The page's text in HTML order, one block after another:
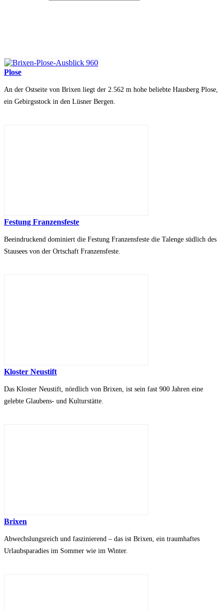
Plose
An der Ostseite von Brixen liegt der 2.562 m hohe beliebte Hausberg Plose,
ein Gebirgsstock in den Lüsner Bergen.
Festung Franzensfeste
Beeindruckend dominiert die Festung Franzensfeste die Talenge südlich des
Stausees von der Ortschaft Franzensfeste.
Kloster Neustift
Das Kloster Neustift, nördlich von Brixen, ist sein fast 900 Jahren eine
gelebte Glaubens- und Kulturstätte.
Brixen
Abwechslungsreich und faszinierend – das ist Brixen, ein traumhaftes
Urlaubsparadies im Sommer wie im Winter.